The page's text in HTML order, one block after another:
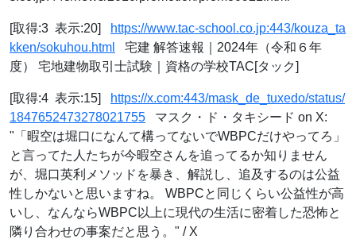
[取得:3 表示:20]
https://www.tac-school.co.jp:443/kouza_ta
kken/sokuhou.html
宅建 解答速報｜2024年（令和６年
度） 宅地建物取引士試験｜資格の学校TAC[タック]
[取得:4 表示:15]
https://x.com:443/mask_de_tuxedo/status/
1847652473278021755 マスク・ド・タキシード on X:
"「暇空は堀口になんて構ってないでWBPCだけやってろ」
と言ってた人たちが今暇空さんを追ってるか知りません
が、堀口英利メソッドを暴き、解説し、追及するのは公益
性しかないと思いますね。 WBPCと同じくらい公益性が高
いし、なんならWBPC以上に現代の生活に密着した恐怖と
隣り合わせの事案だと思う。" / X